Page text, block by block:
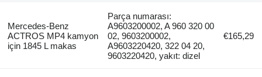
Mercedes-Benz
ACTROS MP4 kamyon
için 1845 L makas
Parça numarası:
A9603200002, A 960 320 00
02, 9603200002,
A9603220420, 322 04 20,
9603220420, yakıt: dizel
€165,29